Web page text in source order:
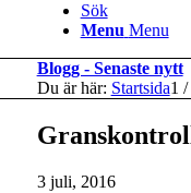
Sök
Menu Menu
Blogg - Senaste nytt
Du är här: Startsida1 /
3 juli, 2016